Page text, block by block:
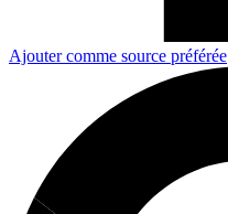
Ajouter comme source préférée